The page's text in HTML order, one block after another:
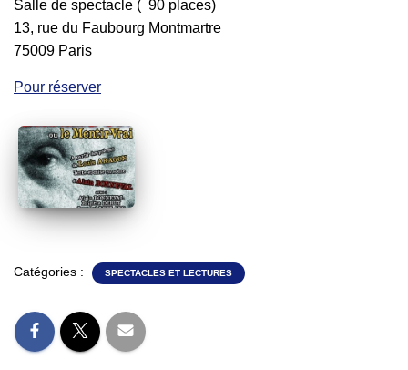
Salle de spectacle ( 90 places)
13, rue du Faubourg Montmartre
75009 Paris
Pour réserver
Catégories : SPECTACLES ET LECTURES